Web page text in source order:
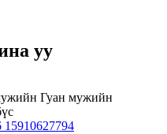
уу
Гуан мужийн
15910627794